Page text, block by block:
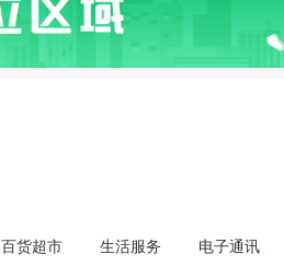
百货超市 生活服务 电子通讯